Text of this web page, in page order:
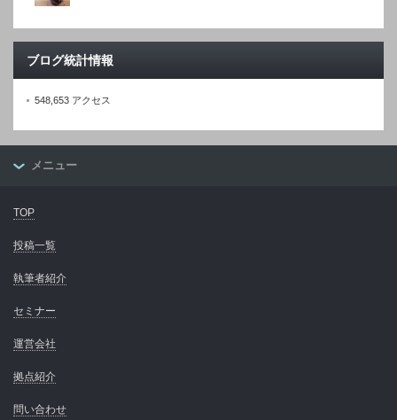
ブログ統計情報
548,653 アクセス
メニュー
TOP
投稿一覧
執筆者紹介
セミナー
運営会社
拠点紹介
問い合わせ